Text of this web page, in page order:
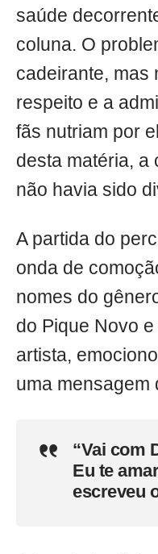
saúde
coluna. O
cadeirante, mas
respeito e a
fãs nutriam por
desta matéria, a
não havia sido
A partida do
onda de
nomes do
do Pique Novo
artista,
uma mensagem
“Vai com
Eu te
escreveu